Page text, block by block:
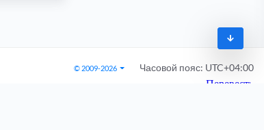
© 2009-2026 Часовой пояс: UTC+04:00